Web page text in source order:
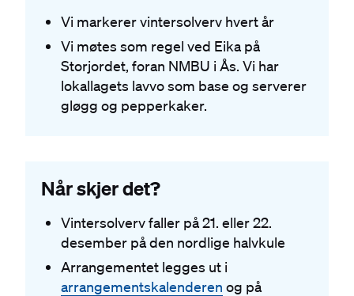
Vi markerer vintersolverv hvert år
Vi møtes som regel ved Eika på
Storjordet, foran NMBU i Ås. Vi har
lokallagets lavvo som base og serverer
gløgg og pepperkaker.
Når skjer det?
Vintersolverv faller på 21. eller 22.
desember på den nordlige halvkule
Arrangementet legges ut i
arrangementskalenderen og på